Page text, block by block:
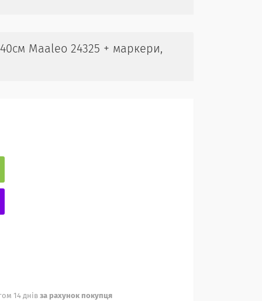
Maaleo 24325 + маркери,
14 днів за рахунок покупця